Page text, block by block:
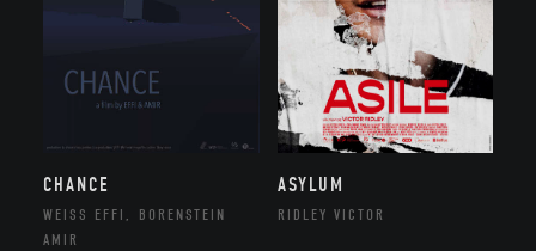
CHANCE
WEISS EFFI, BORENSTEIN
AMIR
ASYLUM
RIDLEY VICTOR